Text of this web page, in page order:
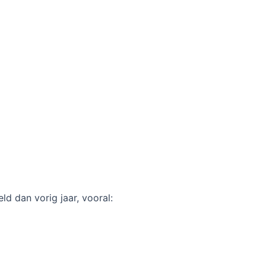
dan vorig jaar, vooral: